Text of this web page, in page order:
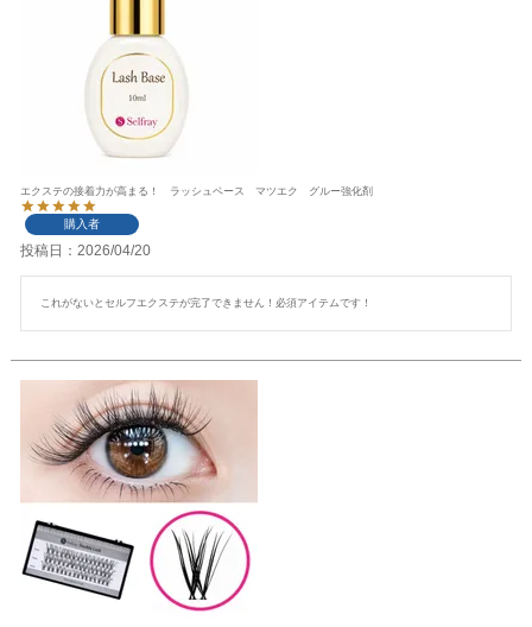
エクステの接着力が高まる！ ラッシュベース マツエク グルー強化剤
購入者
投稿日 2026/04/20
これがないとセルフエクステが完了できません！必須アイテムです！